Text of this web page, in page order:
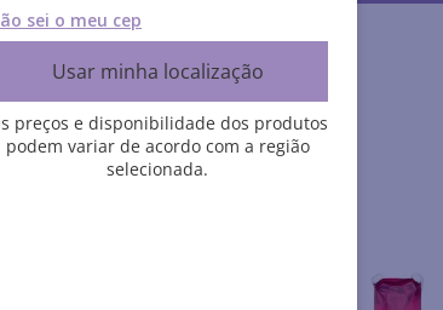
sei o meu cep
Usar minha localização
preços e disponibilidade dos produtos
podem variar de acordo com a região
selecionada.